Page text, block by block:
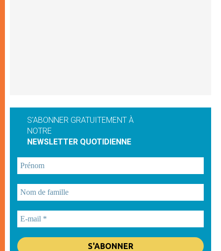
S'ABONNER GRATUITEMENT À
NOTRE
NEWSLETTER QUOTIDIENNE